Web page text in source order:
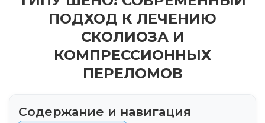
ПОДХОД К ЛЕЧЕНИЮ
СКОЛИОЗА И
КОМПРЕССИОННЫХ
ПЕРЕЛОМОВ
Содержание и навигация